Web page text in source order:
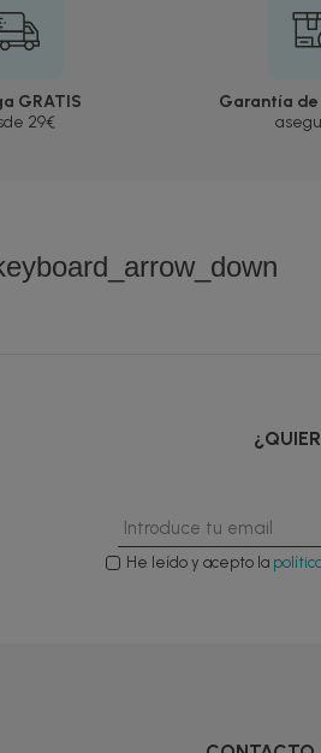
GRATIS
29€
Garantía
He leído y acepto la